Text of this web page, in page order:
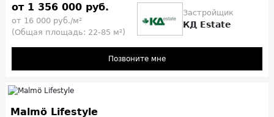
от 1 356 000 руб.
от 16 000 руб./м²
(Общая площадь: 22-85 м²)
Застройщик
КД Estate
Позвоните мне
Malmö Lifestyle